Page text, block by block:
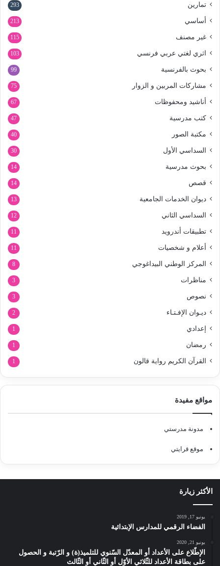
تمارين 293
أساسي 213
غير مصنف 115
اثري لغتي عربي فرنسي 103
بحوث بالفرنسية 99
مشاركات المربين و الزوار 75
أناشيد ومحفوظات 67
كتب مدرسية 47
مكتبة الصور 40
السداسي الأول 30
بحوث مدرسية 14
قصص 14
ديوان الخدمات الجامعية 13
السداسي الثاني 12
تطبيقات أندرويد 11
أعلام و شخصيات 11
المركز الوطني البيداغوجي 8
مناظرات 3
نصوص 3
ديـوان الإفـتـاء 2
إعدادي 1
رمضان 1
القرآن الكريم رواية قالون 1
مواقع مفيدة
مدونة مدرستي
موقع قرايتي
الأكثر زيارة
يونيو 17, 2019
الفضاء الرقمي للمدارس الإبتدائية
يونيو 21, 2020
الإطّلاع على الأعداد أو المعدّل السّنوي للتلميذ(ة) و الرّتبة و الحصول
على بطاقة الأعداد للثّلاثي الأوّل أو الثّاني أو الثّالث